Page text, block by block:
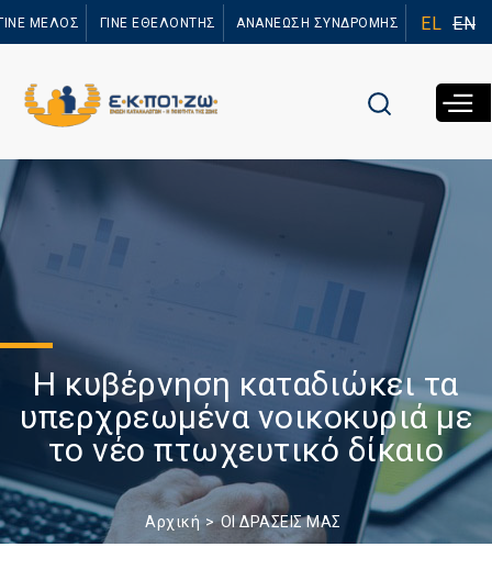
προς το
ΜΕΛΟΣ ΓΙΝΕ ΕΘΕΛΟΝΤΗΣ ΑΝΑΝΕΩΣΗ ΣΥΝΔΡΟΜΗΣ EL EN
Η κυβέρνηση καταδιώκει τα
υπερχρεωμένα νοικοκυριά με
το νέο πτωχευτικό δίκαιο
Αρχική ΟΙ ΔΡΑΣΕΙΣ ΜΑΣ